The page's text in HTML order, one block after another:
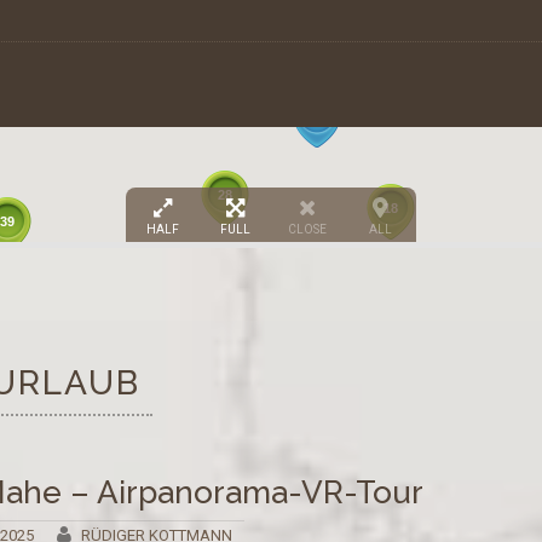
28
18
39
HALF FULL CLOSE ALL
– Airpanorama-VR-Tour
RÜDIGER KOTTMANN